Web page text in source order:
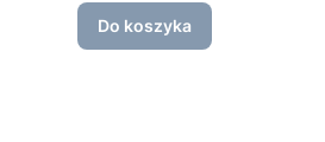
Do koszyka